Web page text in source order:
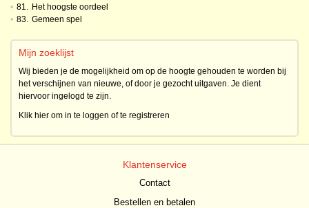
• 81. Het hoogste oordeel
• 83. Gemeen spel
Mijn zoeklijst
Wij bieden je de mogelijkheid om op de hoogte gehouden te worden bij
het verschijnen van nieuwe, of door je gezocht uitgaven. Je dient
hiervoor ingelogd te zijn.
Klik hier om in te loggen of te registreren
Klantenservice
Contact
Bestellen en betalen